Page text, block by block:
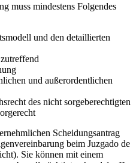
muss mindestens Folgendes
und den detaillierten
und außerordentlichen
des nicht sorgeberechtigten
Scheidungsantrag
beim Juzgado de
Sie können mit einem